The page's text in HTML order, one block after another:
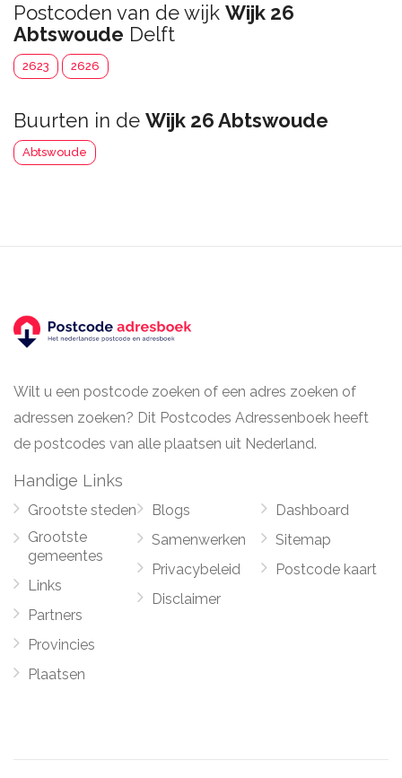
Postcoden van de wijk Wijk 26
Abtswoude Delft
2623 2626
Buurten in de Wijk 26 Abtswoude
Abtswoude
Wilt u een postcode zoeken of een adres zoeken of
adressen zoeken? Dit Postcodes Adressenboek heeft
de postcodes van alle plaatsen uit Nederland.
Handige Links
Grootste steden
Grootste
gemeentes
Links
Partners
Provincies
Plaatsen
Blogs
Samenwerken
Privacybeleid
Disclaimer
Dashboard
Sitemap
Postcode kaart